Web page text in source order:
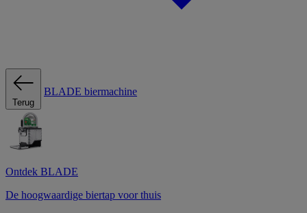
Terug
BLADE biermachine
Ontdek BLADE
De hoogwaardige biertap voor thuis